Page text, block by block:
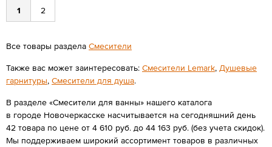
1 2
Все товары раздела Смесители
Также вас может заинтересовать: Смесители Lemark, Душевые
гарнитуры, Смесители для душа.
В разделе «Смесители для ванны» нашего каталога
в городе Новочеркасске насчитывается на сегодняшний день
42 товара по цене от 4 610 руб. до 44 163 руб. (без учета скидок).
Мы поддерживаем широкий ассортимент товаров в различных